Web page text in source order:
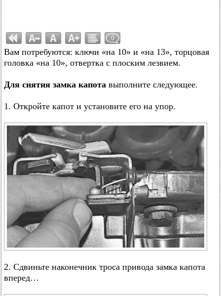
0
Вам потребуются: ключи «на 10» и «на 13», торцовая
головка «на 10», отвертка с плоским лезвием.
Для снятия замка капота выполните следующее.
1. Откройте капот и установите его на упор.
2. Сдвиньте наконечник троса привода замка капота
вперед…